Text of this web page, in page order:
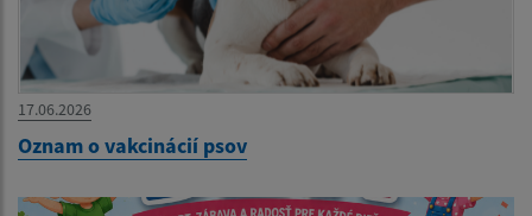
17.06.2026
Oznam o vakcinácií psov